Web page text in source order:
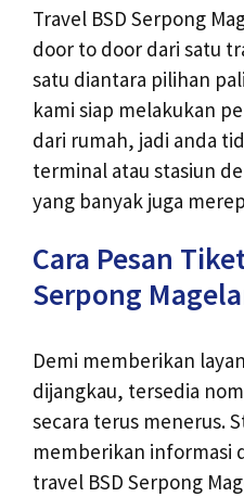
Travel BSD Serpong
door to door dari satu
satu diantara pilihan
kami siap melakukan
dari rumah, jadi anda
terminal atau stasiun
yang banyak juga
Cara Pesan
Serpong
Demi memberikan
dijangkau, tersedia
secara terus menerus.
memberikan informasi
travel BSD Serpong